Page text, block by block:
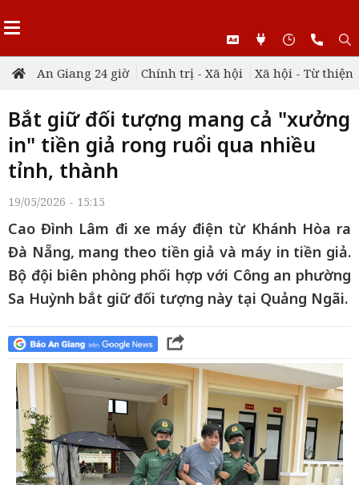
An Giang 24 giờ Chính trị - Xã hội Xã hội - Từ thiện
Bắt giữ đối tượng mang cả "xưởng
in" tiền giả rong ruổi qua nhiều
tỉnh, thành
19/05/2026 - 15:15
Cao Đình Lâm đi xe máy điện từ Khánh Hòa ra
Đà Nẵng, mang theo tiền giả và máy in tiền giả.
Bộ đội biên phòng phối hợp với Công an phường
Sa Huỳnh bắt giữ đối tượng này tại Quảng Ngãi.